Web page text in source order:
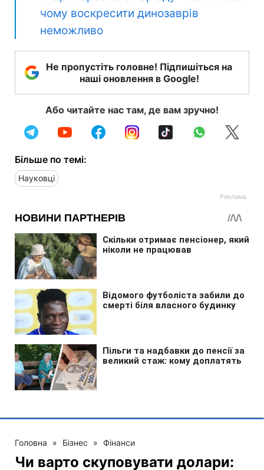
чому воскресити динозаврів
неможливо
Не пропустіть головне! Підпишіться на
наші оновлення в Google!
Або читайте нас там, де вам зручно!
Більше по темі:
Науковці
Головна » Бізнес » Фінанси
Чи варто скуповувати долари: